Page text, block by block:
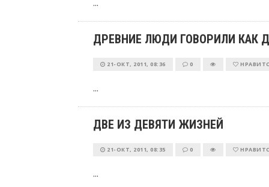
...
ДРЕВНИЕ ЛЮДИ ГОВОРИЛИ КАК
21-ОКТ, 2011, 08:36 0
...
ДВЕ ИЗ ДЕВЯТИ ЖИЗНЕЙ
21-ОКТ, 2011, 08:35 0
...